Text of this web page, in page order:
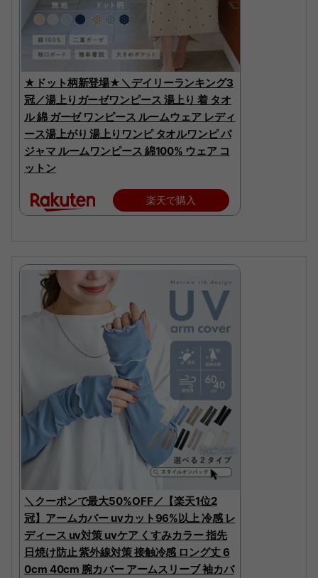
★ドット柄新登場★＼デイリーランキング3
冠／湯上りガーゼワンピース 湯上り 着 タオ
ル 綿 ガーゼ ワンピース ルームウェア レディ
ース湯上がり 湯上りワンピ タオルワンピ パ
ジャマ ルームワンピース 綿100% ウェア コ
ットン
楽天で購入
＼クーポンで最大50%OFF／【楽天1位2
冠】アームカバー uvカット96%以上 冷感 レ
ディース uv対策 uvケア くすみカラー 指先
日焼け防止 紫外線対策 接触冷感 ロング丈 6
0cm 40cm 腕カバー アームスリーブ 袖カバ